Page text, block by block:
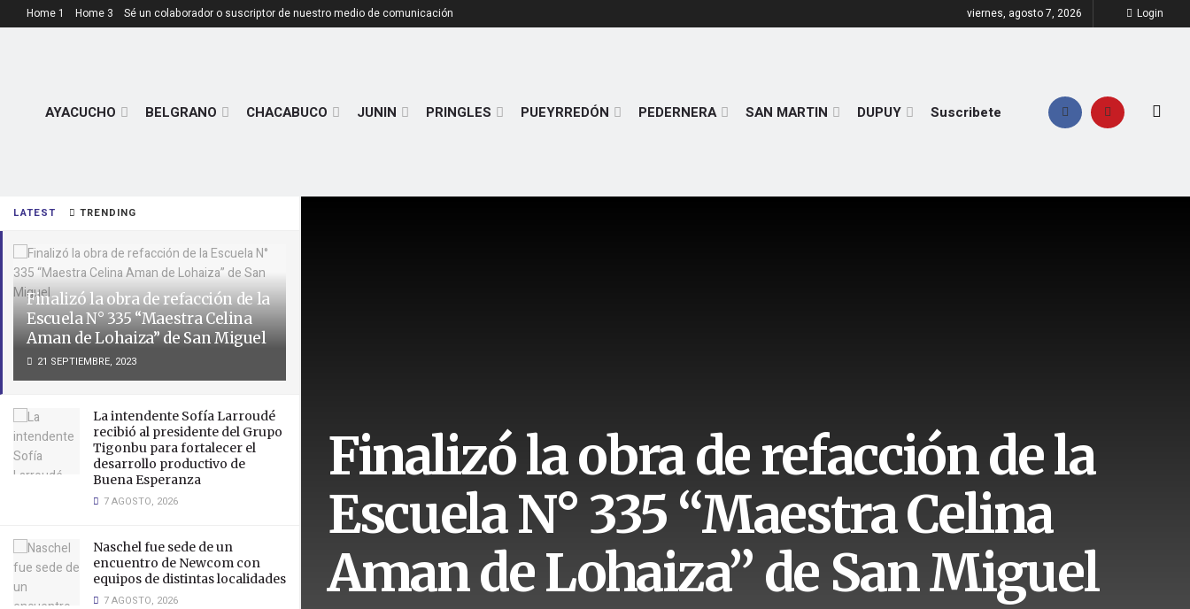
LATEST TRENDING
Finalizó la obra de refacción de la
Escuela N° 335 “Maestra Celina
Aman de Lohaiza” de San Miguel
21 SEPTIEMBRE, 2023
La intendente Sofía Larroudé
recibió al presidente del Grupo
Tigonbu para fortalecer el
desarrollo productivo de
Buena Esperanza
7 AGOSTO, 2026
Naschel fue sede de un
encuentro de Newcom con
equipos de distintas localidades
7 AGOSTO, 2026
Home 1 Home 3 Sé un colaborador o suscriptor de nuestro medio de comunicación viernes, agosto 7, 2026 Login
AYACUCHO BELGRANO CHACABUCO JUNIN PRINGLES PUEYRREDÓN PEDERNERA SAN MARTIN DUPUY Suscribete
Finalizó la obra de refacción de la
Escuela N° 335 “Maestra Celina
Aman de Lohaiza” de San Miguel